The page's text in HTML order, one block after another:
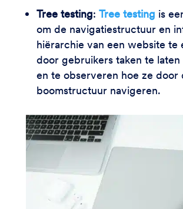
Tree testing: Tree testing is
om de navigatiestructuur en
hiërarchie van een website te
door gebruikers taken te
en te observeren hoe ze door
boomstructuur navigeren.